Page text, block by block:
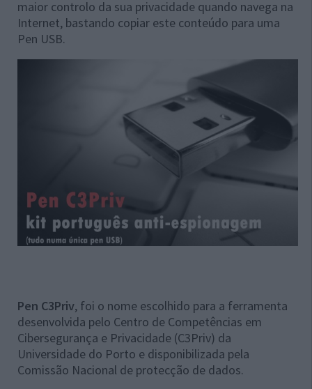
maior controlo da sua privacidade quando navega na
Internet, bastando copiar este conteúdo para uma
Pen USB.
Pen C3Priv, foi o nome escolhido para a ferramenta
desenvolvida pelo Centro de Competências em
Cibersegurança e Privacidade (C3Priv) da
Universidade do Porto e disponibilizada pela
Comissão Nacional de protecção de dados.